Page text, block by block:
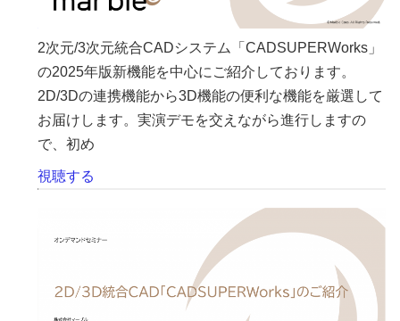
2次元/3次元統合CADシステム「CADSUPERWorks」
の2025年版新機能を中心にご紹介しております。
2D/3Dの連携機能から3D機能の便利な機能を厳選して
お届けします。実演デモを交えながら進行しますの
で、初め
視聴する